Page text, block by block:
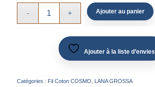
Ajouter au panier
Ajouter à la liste d’envies
Catégories : Fil Coton COSMO, LANA GROSSA